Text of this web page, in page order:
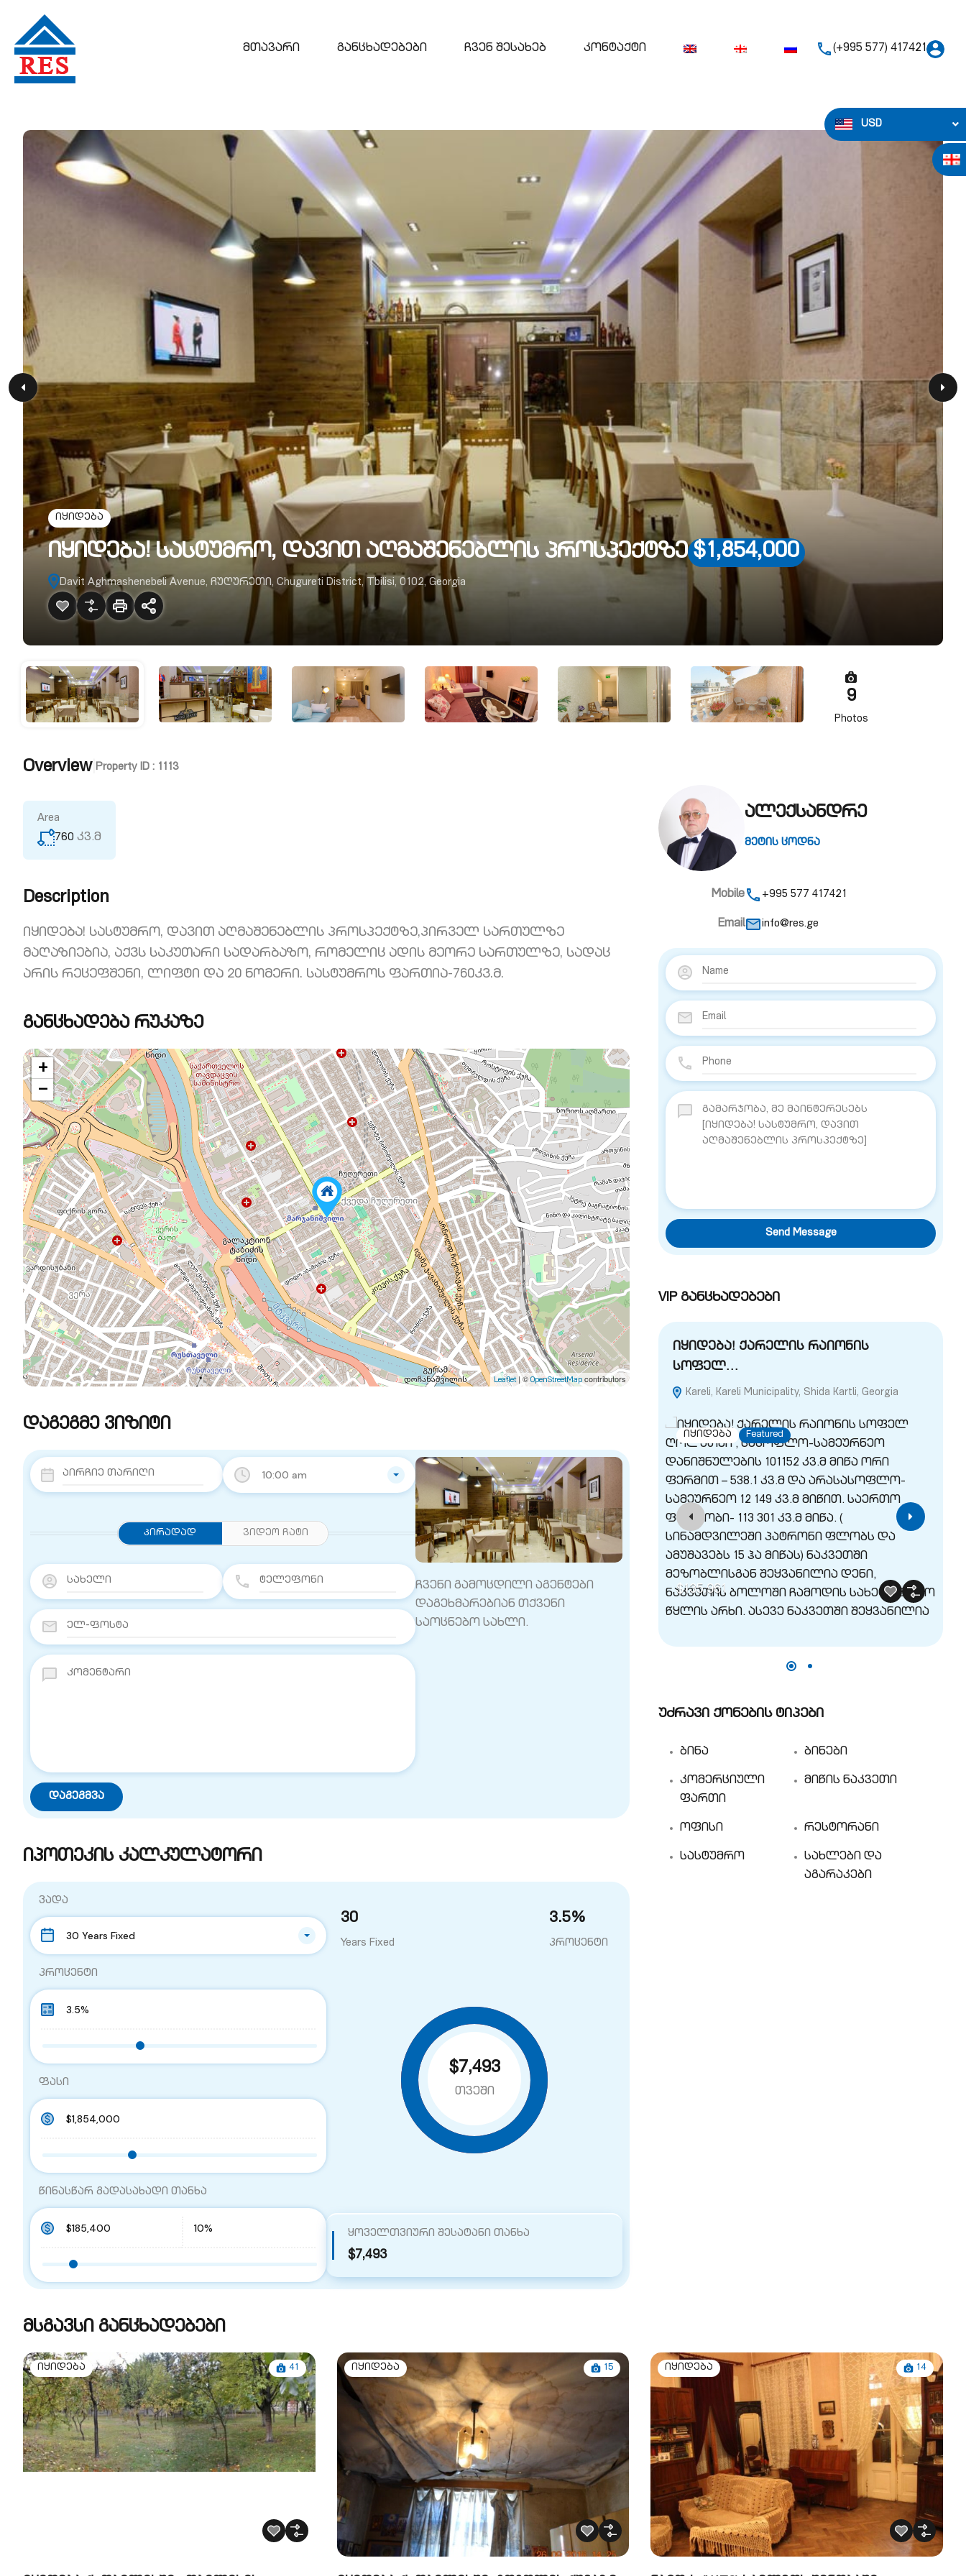
მთავარი განცხადებები ჩვენ შესახებ კონტაქტი (+995 577) 417421
იყიდება
იყიდება! სასტუმრო, დავით აღმაშენებლის პროსპექტზე $1,854,000
Davit Aghmashenebeli Avenue, ჩუღურეთი, Chugureti District, Tbilisi, 0102, Georgia
9
Photos
Overview| Property ID : 1113
Area
760 კვ.მ
Description
იყიდება! სასტუმრო, დავით აღმაშენებლის პროსპექტზე,პირველ სართულზე
მაღაზიებია, აქვს საკუთარი სადარბაზო, რომელიც ადის მეორე სართულზე, სადაც
არის რეცეფშენი, ლიფტი და 20 ნომერი. სასტუმროს ფართია-760კვ.მ.
განცხადება რუკაზე
+
−
Leaflet| ©OpenStreetMap contributors
დაგეგმე ვიზიტი
10:00 am
Პირადად ვიდეო ჩატი
ჩვენი გამოცდილი აგენტები
დაგეხმარებიან თქვენი
საოცნებო სახლი.
იპოთეკის კალკულატორი
ვადა
30 Years Fixed
პროცენტი
ფასი
წინასწარ გადასახადი თანხა
30
Years Fixed
3.5%
პროცენტი
$7,493
თვეში
ყოველთვიური შესატანი თანხა
$7,493
ალექსანდრე
მეტის ცოდნა
Mobile +995 577 417421
Email info@res.ge
Send Message
VIP განცხადებები
იყიდება! ქარელის რაიონის
სოფელ…
Kareli, Kareli Municipality, Shida Kartli, Georgia
იყიდება Featured
$135,961
უძრავი ქონების ტიპები
ბინა ბინები
კომერციული
ფართი
მიწის ნაკვეთი
ოფისი რესტორანი
სასტუმრო
სახლები და
აგარაკები
მსგავსი განცხადებები
იყიდება 41 იყიდება 15 იყიდება 14
USD